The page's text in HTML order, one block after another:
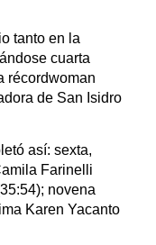
tanto en la
cuarta
récordwoman
de San Isidro
así: sexta,
Farinelli
novena
Karen Yacanto